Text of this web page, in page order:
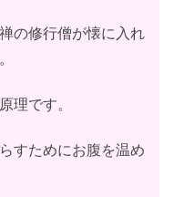
の修行僧が懐に入れ
理です。
すためにお腹を温め